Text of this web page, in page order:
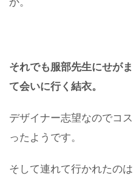
それでも服部先生にせが
て会いに行く結衣。
デザイナー志望なのでコ
ったようです。
そして連れて行かれたの